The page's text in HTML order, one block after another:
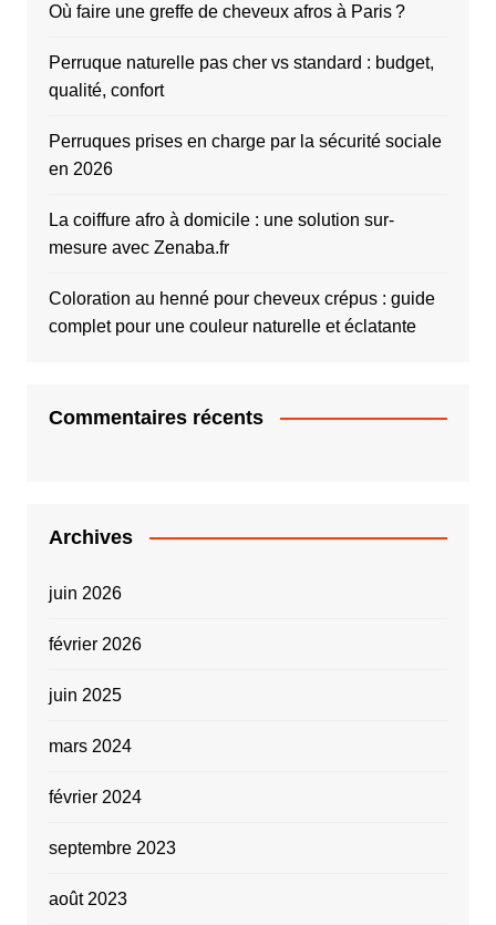
Où faire une greffe de cheveux afros à Paris ?
Perruque naturelle pas cher vs standard : budget,
qualité, confort
Perruques prises en charge par la sécurité sociale
en 2026
La coiffure afro à domicile : une solution sur-
mesure avec Zenaba.fr
Coloration au henné pour cheveux crépus : guide
complet pour une couleur naturelle et éclatante
Commentaires récents
Archives
juin 2026
février 2026
juin 2025
mars 2024
février 2024
septembre 2023
août 2023